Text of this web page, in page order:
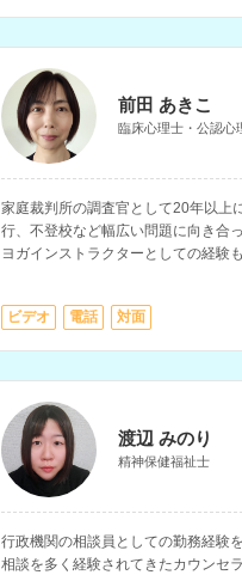
前田 あきこ
臨床心理士・公認心
家庭裁判所の調査官として20年以上
行、不登校など幅広い問題に向き合
ヨガインストラクターとしての経験
ビデオ 電話 対面
渡辺 みのり
精神保健福祉士
行政機関の相談員としての勤務経験
相談を多く経験されてきたカウンセ